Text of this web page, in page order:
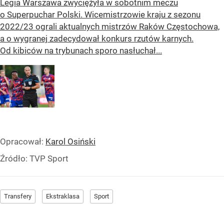
Legia Warszawa zwyciężyła w sobotnim meczu
o Superpuchar Polski. Wicemistrzowie kraju z sezonu
2022/23 ograli aktualnych mistrzów Raków Częstochowa,
a o wygranej zadecydował konkurs rzutów karnych.
Od kibiców na trybunach sporo nasłuchał...
Opracował: Karol Osiński
Źródło: TVP Sport
Transfery Ekstraklasa Sport